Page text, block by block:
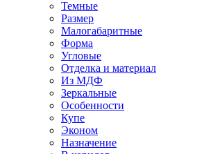
Темные
Размер
Малогабаритные
Форма
Угловые
Отделка и материал
Из МДФ
Зеркальные
Особенности
Купе
Эконом
Назначение